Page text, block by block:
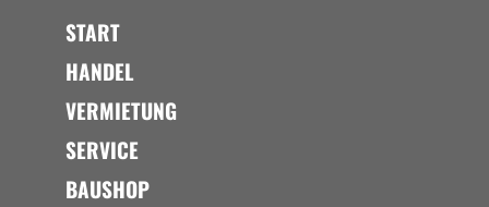
START
HANDEL
VERMIETUNG
SERVICE
BAUSHOP